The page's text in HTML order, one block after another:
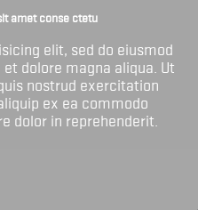
amet conse ctetu
elit, sed do eiusmod
dolore magna aliqua. Ut
nostrud exercitation
ex ea commodo
dolor in reprehenderit.